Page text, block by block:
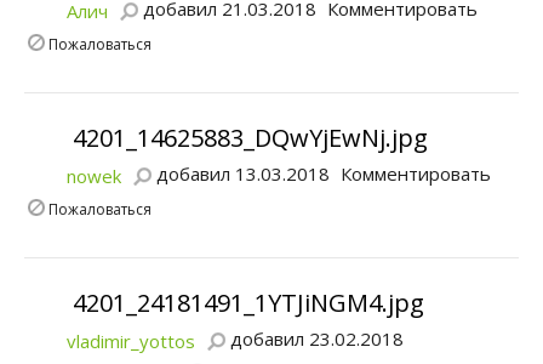
Алич добавил 21.03.2018 Комментировать
Пожаловаться
4201_14625883_DQwYjEwNj.jpg
nowek добавил 13.03.2018 Комментировать
Пожаловаться
4201_24181491_1YTJiNGM4.jpg
vladimir_yottos
добавил 23.02.2018